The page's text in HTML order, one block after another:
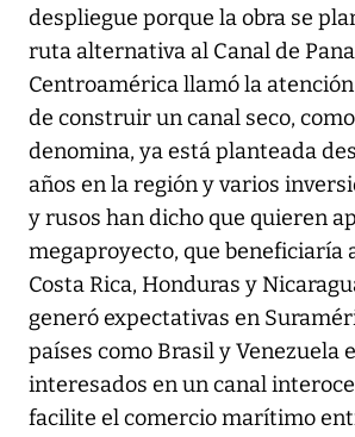
despliegue porque la obra se
ruta alternativa al Canal de
Centroamérica llamó la
de construir un canal seco,
denomina, ya está planteada
años en la región y varios
y rusos han dicho que quieren
megaproyecto, que beneficiaría
Costa Rica, Honduras y
generó expectativas en
países como Brasil y Venezuela
interesados en un canal
facilite el comercio marítimo